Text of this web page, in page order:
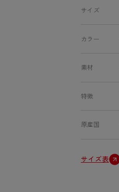
サイズ
カラー
素材
特徴
原産国
サイズ表